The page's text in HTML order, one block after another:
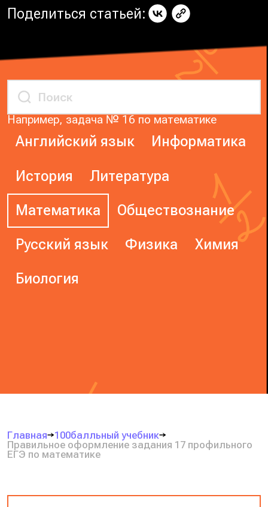
Поделиться статьей:
Например, задача № 16 по математике
Английский язык Информатика
История Литература
Математика Обществознание
Русский язык Физика Химия
Биология
Главная
100балльный учебник
Правильное оформление задания 17 профильного
ЕГЭ по математике